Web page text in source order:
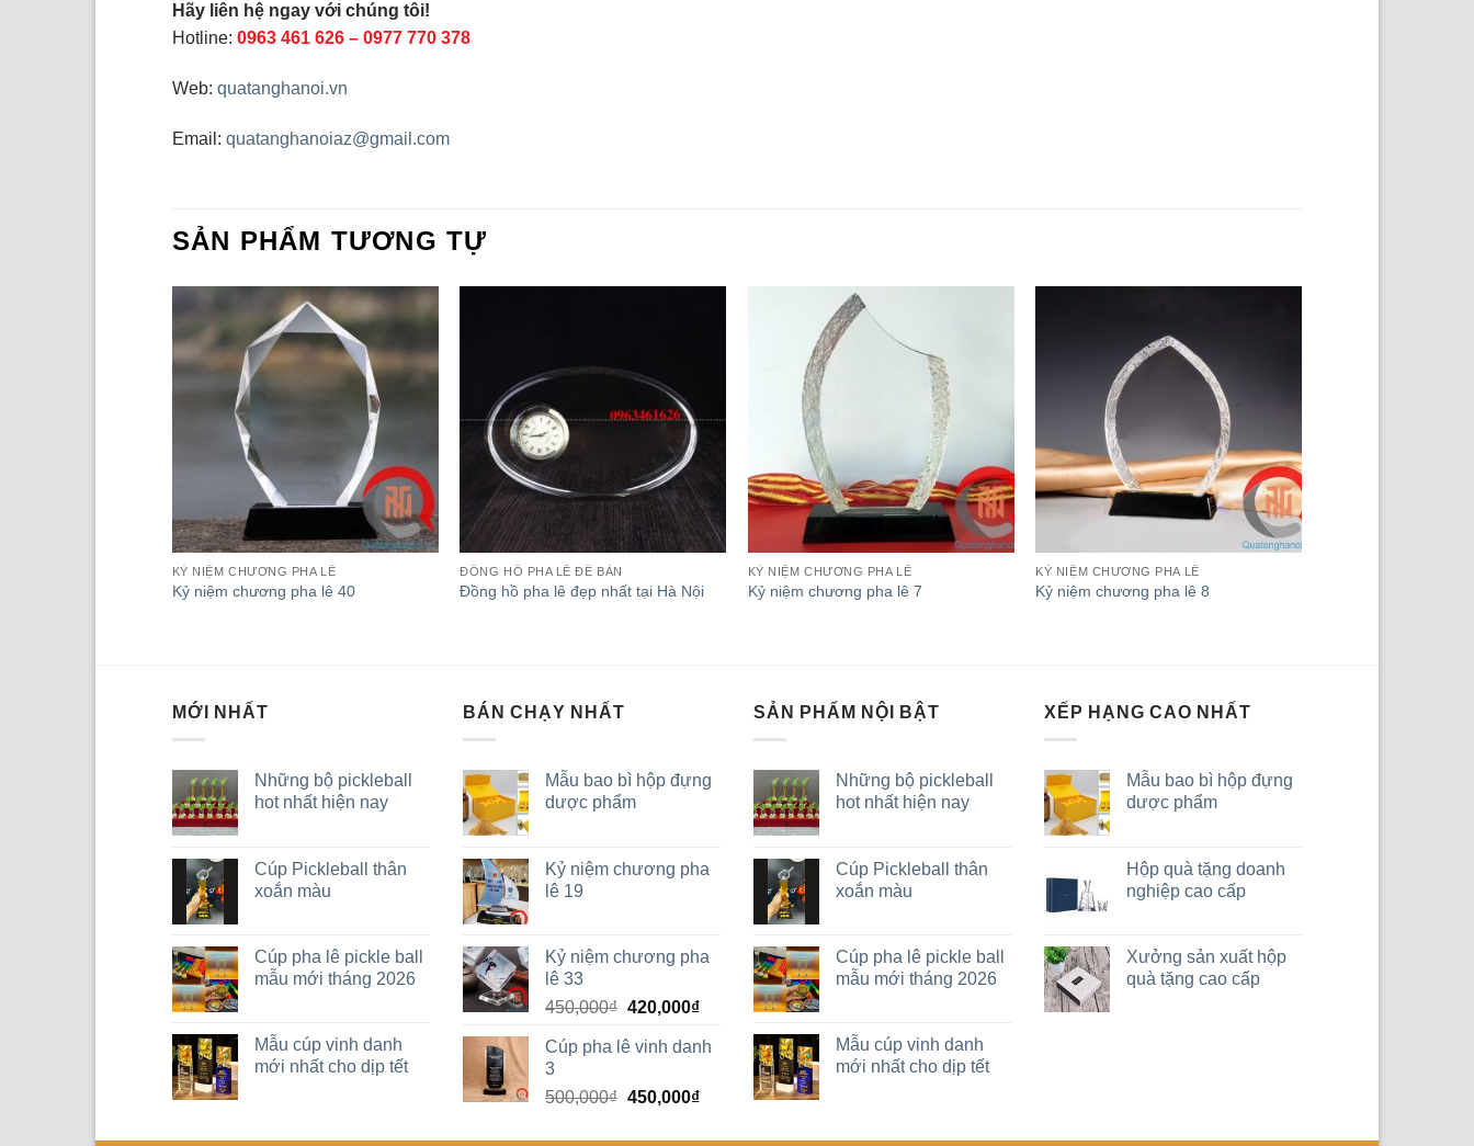
Hãy liên hệ ngay với chúng tôi!
Hotline: 0963 461 626 – 0977 770 378
Web: quatanghanoi.vn
Email: quatanghanoiaz@gmail.com
SẢN PHẨM TƯƠNG TỰ
KỶ NIỆM CHƯƠNG PHA LÊ
Kỷ niệm chương pha lê 40
ĐỒNG HỒ PHA LÊ ĐỂ BÀN
Đồng hồ pha lê đẹp nhất tại Hà Nội
KỶ NIỆM CHƯƠNG PHA LÊ
Kỷ niệm chương pha lê 7
KỶ NIỆM CHƯƠNG PHA LÊ
Kỷ niệm chương pha lê 8
MỚI NHẤT
Những bộ pickleball
hot nhất hiện nay
Cúp Pickleball thân
xoắn màu
Cúp pha lê pickle ball
mẫu mới tháng 2026
Mẫu cúp vinh danh
mới nhất cho dịp tết
BÁN CHẠY NHẤT
Mẫu bao bì hộp đựng
dược phẩm
Kỷ niệm chương pha
lê 19
Kỷ niệm chương pha
lê 33
450,000₫ 420,000₫
Cúp pha lê vinh danh
3
500,000₫ 450,000₫
SẢN PHẨM NỘI BẬT
Những bộ pickleball
hot nhất hiện nay
Cúp Pickleball thân
xoắn màu
Cúp pha lê pickle ball
mẫu mới tháng 2026
Mẫu cúp vinh danh
mới nhất cho dịp tết
XẾP HẠNG CAO NHẤT
Mẫu bao bì hộp đựng
dược phẩm
Hộp quà tặng doanh
nghiệp cao cấp
Xưởng sản xuất hộp
quà tặng cao cấp